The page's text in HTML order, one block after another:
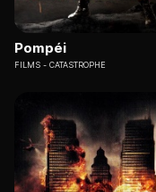
Pompéi
FILMS CATASTROPHE